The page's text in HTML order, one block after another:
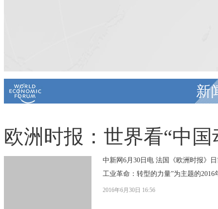
新
欧洲时报：世界看“中
中新网6月30日电 法国《欧洲时报》
工业革命：转型的力量”为主题的
2016年6月30日 16:56